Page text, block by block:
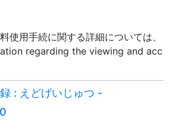
使用手続に関する詳細については、「
regarding the viewing and
: えどげいじゅつ -